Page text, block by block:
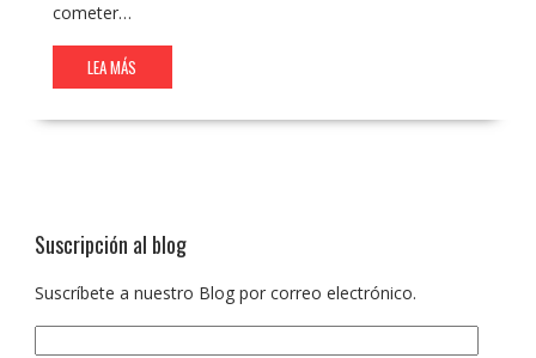
cometer…
LEA MÁS
Suscripción al blog
Suscríbete a nuestro Blog por correo electrónico.